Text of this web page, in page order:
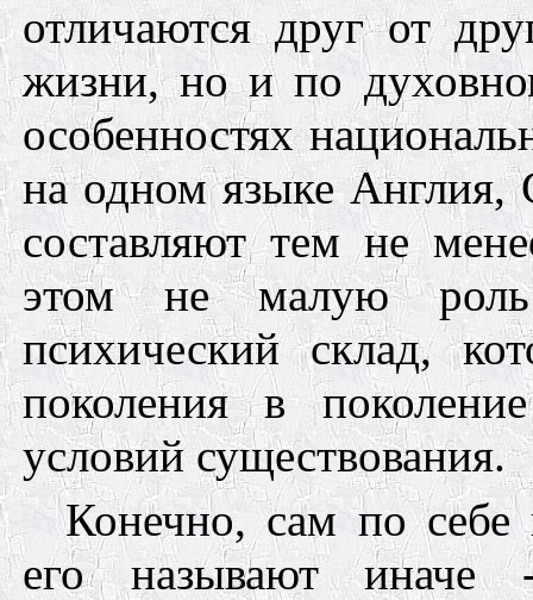
отличаются друг от
жизни, но и по
особенностях
на одном языке Англия,
составляют тем не
этом не малую роль
психический склад,
поколения в
условий существования.
Конечно, сам по себе
его называют иначе -